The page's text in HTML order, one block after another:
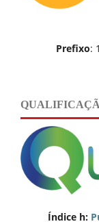
Prefixo:
Índice h: